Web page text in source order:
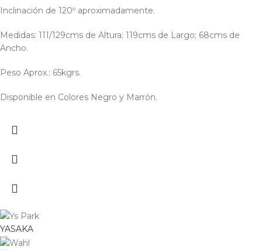
Inclinación de 120º aproximadamente.
Medidas: 111/129cms de Altura; 119cms de Largo; 68cms de
Ancho.
Peso Aprox.: 65kgrs.
Disponible en Colores Negro y Marrón.
YASAKA